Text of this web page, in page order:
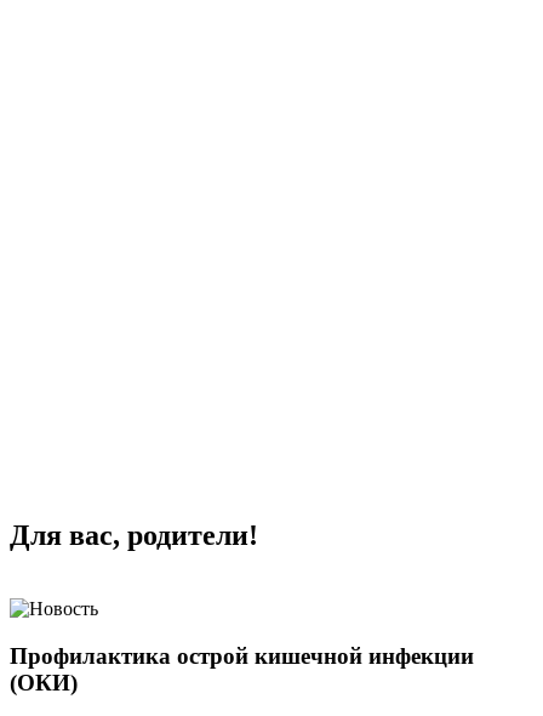
Для вас, родители!
Профилактика острой кишечной инфекции
(ОКИ)